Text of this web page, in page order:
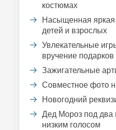
костюмах
Насыщенная
детей и взрослых
Увлекательные
вручение подарков
Зажигательные
Совместное фото
Новогодний
Дед Мороз под два
низким голосом